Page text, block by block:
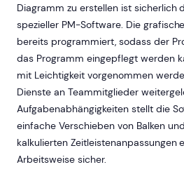
Diagramm zu erstellen ist sicherlich
spezieller PM-Software. Die
bereits programmiert, sodass der
das Programm eingepflegt werden
mit Leichtigkeit vorgenommen
Dienste an Teammitglieder
Aufgabenabhängigkeiten stellt die
einfache Verschieben von Balken
kalkulierten Zeitleistenanpassungen
Arbeitsweise sicher.